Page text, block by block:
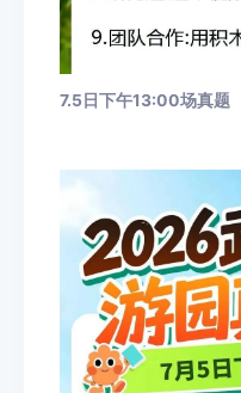
7.5日下午13:00场真题